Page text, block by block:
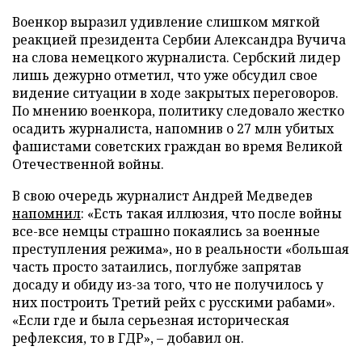
Военкор выразил удивление слишком мягкой
реакцией президента Сербии Александра Вучича
на слова немецкого журналиста. Сербский лидер
лишь дежурно отметил, что уже обсудил свое
видение ситуации в ходе закрытых переговоров.
По мнению военкора, политику следовало жестко
осадить журналиста, напомнив о 27 млн убитых
фашистами советских граждан во время Великой
Отечественной войны.
В свою очередь журналист Андрей Медведев
напомнил: «Есть такая иллюзия, что после войны
все-все немцы страшно покаялись за военные
преступления режима», но в реальности «большая
часть просто затаились, поглубже запрятав
досаду и обиду из-за того, что не получилось у
них построить Третий рейх с русскими рабами».
«Если где и была серьезная историческая
рефлексия, то в ГДР», – добавил он.